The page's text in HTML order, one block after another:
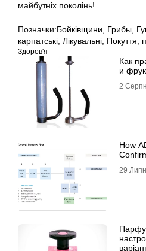
майбутніх поколінь!
Позначки:Бойківщини Грибы
карпатські Лікувальні Покуття
Здоров'я
Как
и
2
How
29